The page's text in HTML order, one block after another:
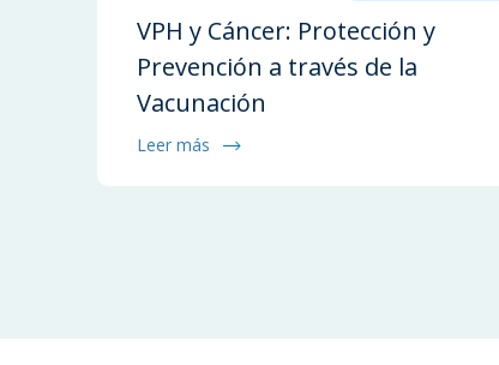
VPH y Cáncer: Protección y
Prevención a través de la
Vacunación
Leer más